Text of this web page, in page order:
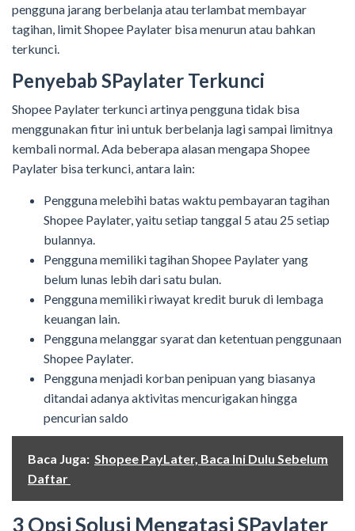
pengguna jarang berbelanja atau terlambat membayar
tagihan, limit Shopee Paylater bisa menurun atau bahkan
terkunci.
Penyebab SPaylater Terkunci
Shopee Paylater terkunci artinya pengguna tidak bisa
menggunakan fitur ini untuk berbelanja lagi sampai limitnya
kembali normal. Ada beberapa alasan mengapa Shopee
Paylater bisa terkunci, antara lain:
Pengguna melebihi batas waktu pembayaran tagihan
Shopee Paylater, yaitu setiap tanggal 5 atau 25 setiap
bulannya.
Pengguna memiliki tagihan Shopee Paylater yang
belum lunas lebih dari satu bulan.
Pengguna memiliki riwayat kredit buruk di lembaga
keuangan lain.
Pengguna melanggar syarat dan ketentuan penggunaan
Shopee Paylater.
Pengguna menjadi korban penipuan yang biasanya
ditandai adanya aktivitas mencurigakan hingga
pencurian saldo
Baca Juga: Shopee PayLater, Baca Ini Dulu Sebelum
Daftar
3 Opsi Solusi Mengatasi SPaylater